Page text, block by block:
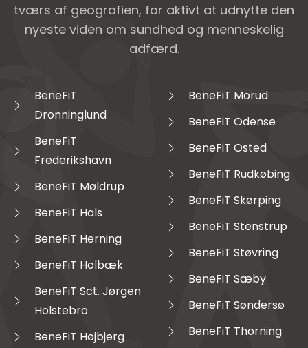
tværs af geografien, for aktivt at udnytte den
nyeste viden om sundhed og menneskelig
adfærd.
BeneFiT
Dronninglund
BeneFiT
Frederikshavn
BeneFiT Møldrup
BeneFiT Hals
BeneFiT Herning
BeneFiT Holbæk
BeneFiT Sct. Jørgen
Holstebro
BeneFiT Højbjerg
BeneFiT Morud
BeneFiT Odense
BeneFiT Osted
BeneFiT Rudkøbing
BeneFiT Skørping
BeneFiT Stenstrup
BeneFiT Støvring
BeneFiT Sæby
BeneFiT Søndersø
BeneFiT Thorning